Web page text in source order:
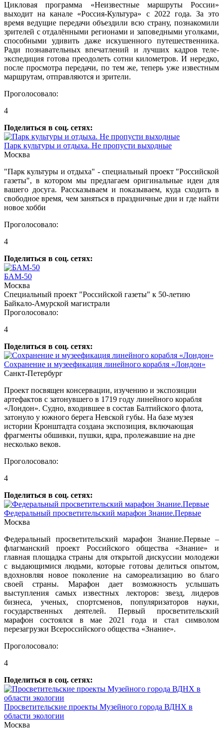
Цикловая программа «Неизвестные маршруты России»
выходит на канале «Россия-Культура» с 2022 года. За это
время ведущие передачи объездили всю страну, познакомили
зрителей с отдалёнными регионами и заповедными уголками,
способными удивить даже искушенного путешественника.
Ради познавательных впечатлений и лучших кадров теле-
экспедиция готова преодолеть сотни километров. И нередко,
после просмотра передачи, по тем же, теперь уже известным
маршрутам, отправляются и зрители.
Проголосовало:
4
Поделиться в соц. сетях:
Парк культуры и отдыха. Не пропусти выходные
Москва
"Парк культуры и отдыха" - специальный проект "Российской
газеты", в котором мы предлагаем оригинальные идеи для
вашего досуга. Рассказываем и показываем, куда сходить в
свободное время, чем заняться в праздничные дни и где найти
новое хобби
Проголосовало:
4
Поделиться в соц. сетях:
БАМ-50
Москва
Специальный проект "Российской газеты" к 50-летию
Байкало-Амурской магистрали
Проголосовало:
4
Поделиться в соц. сетях:
Сохранение и музеефикация линейного корабля «Лондон»
Санкт-Петербург
Проект посвящен консервации, изучению и экспозиции
артефактов с затонувшего в 1719 году линейного корабля
«Лондон». Судно, входившее в состав Балтийского флота,
затонуло у южного берега Невской губы. На базе музея
истории Кронштадта создана экспозиция, включающая
фрагменты обшивки, пушки, ядра, пролежавшие на дне
несколько веков.
Проголосовало:
4
Поделиться в соц. сетях:
Федеральный просветительский марафон Знание.Первые
Москва
Федеральный просветительский марафон Знание.Первые –
флагманский проект Российского общества «Знание» и
главная площадка страны для открытой дискуссии молодежи
с выдающимися людьми, которые готовы делиться опытом,
вдохновляя новое поколение на самореализацию во благо
своей страны. Марафон дает возможность услышать
выступления самых известных лекторов: звезд, лидеров
бизнеса, ученых, спортсменов, популяризаторов науки,
государственных деятелей. Первый просветительский
марафон состоялся в мае 2021 года и стал символом
перезагрузки Всероссийского общества «Знание».
Проголосовало:
4
Поделиться в соц. сетях:
Просветительские проекты Музейного города ВДНХ в
области экологии
Москва